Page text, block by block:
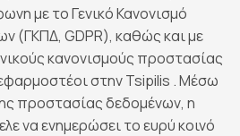
με το Γενικό Κανονισμό
(ΓΚΠΔ, GDPR), καθώς και με
κανονισμούς προστασίας
στην Tsipilis . Μέσω
προστασίας δεδομένων, η
να ενημερώσει το ευρύ κοινό